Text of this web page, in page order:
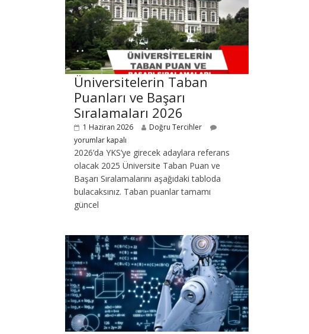
Üniversitelerin Taban
Puanları ve Başarı
Sıralamaları 2026
1 Haziran 2026
Doğru Tercihler
yorumlar kapalı
2026’da YKS’ye girecek adaylara referans
olacak 2025 Üniversite Taban Puan ve
Başarı Sıralamalarını aşağıdaki tabloda
bulacaksınız. Taban puanlar tamamı
güncel